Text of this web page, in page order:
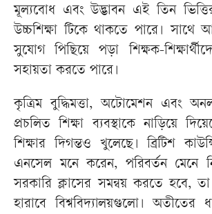
মূল্যবোধ এবং উদ্ভাবন এই তিন
উচ্চশিক্ষা টিকে থাকতে পারে। সাথে
সুযোগ পিছিয়ে পড়া শিক্ষক-
সহায়তা করতে পারে।
কৃত্রিম বুদ্ধিমত্তা, অটোমেশন এবং
প্রচলিত শিক্ষা ব্যবস্থাকে নাড়িয়ে
শিক্ষার দিগন্তও খুলেছে। ব্রিটিশ
এনসেল মনে করেন, পরিবর্তন মেনে
সরকারি ক্লাসের সমন্বয় করতে হবে, তা
হারাবে বিশ্ববিদ্যালয়গুলো। অতীতের